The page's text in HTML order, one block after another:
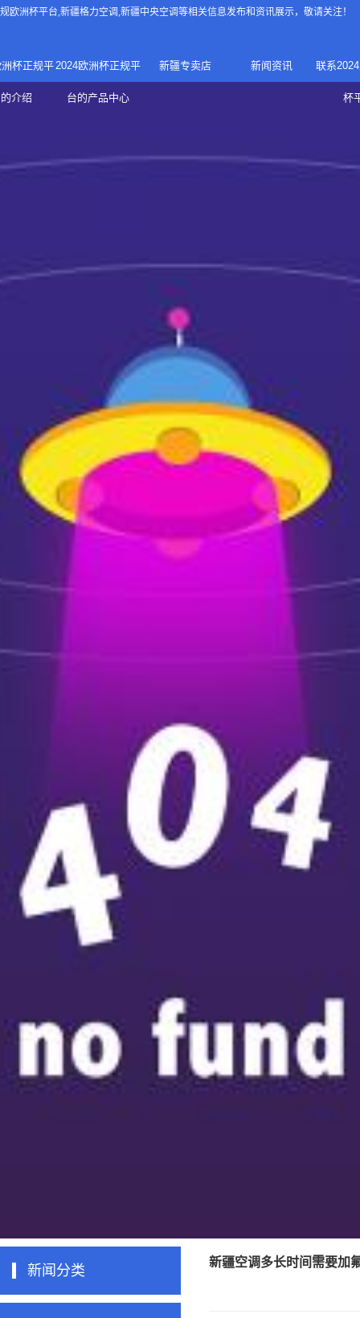
欧洲杯平台,新疆格力空调,新疆中央空调等相关信息发布和资讯展示，敬请关注！
杯正规平
介绍
正规欧洲
2024欧洲杯正规平
台的产品中心
家庭中央空调
家用空调
新疆专卖店 新闻资讯 联系
杯
新闻分类
新疆空调多长时间需要加